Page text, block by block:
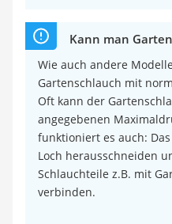
Kann man
Wie auch andere
Gartenschlauch mit
Oft kann der
angegebenen
funktioniert es auch:
Loch herausschneiden
Schlauchteile z.B. mit
verbinden.